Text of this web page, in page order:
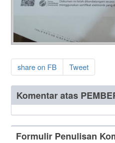
share on FB Tweet
Komentar atas
Formulir Penulisan